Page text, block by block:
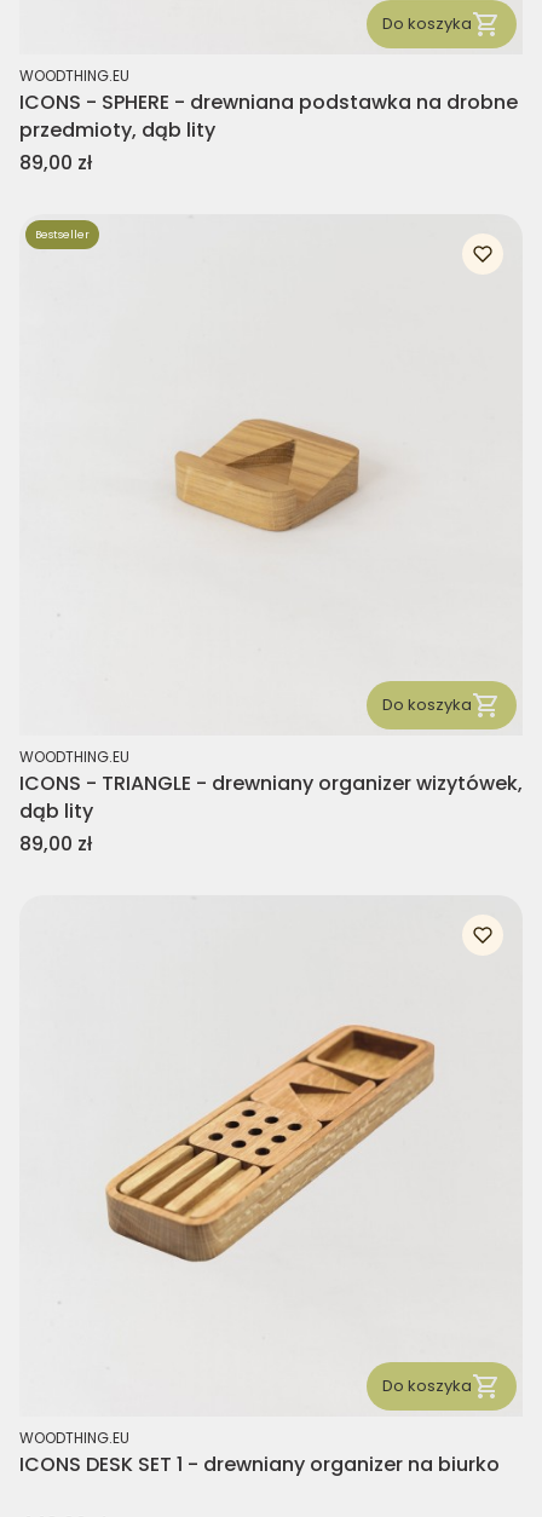
Do koszyka
PRODUCENT
WOODTHING.EU
ICONS - SPHERE - drewniana podstawka na drobne
przedmioty, dąb lity
Cena
89,00 zł
Bestseller
Do koszyka
PRODUCENT
WOODTHING.EU
ICONS - TRIANGLE - drewniany organizer wizytówek,
dąb lity
Cena
89,00 zł
Do koszyka
PRODUCENT
WOODTHING.EU
ICONS DESK SET 1 - drewniany organizer na biurko